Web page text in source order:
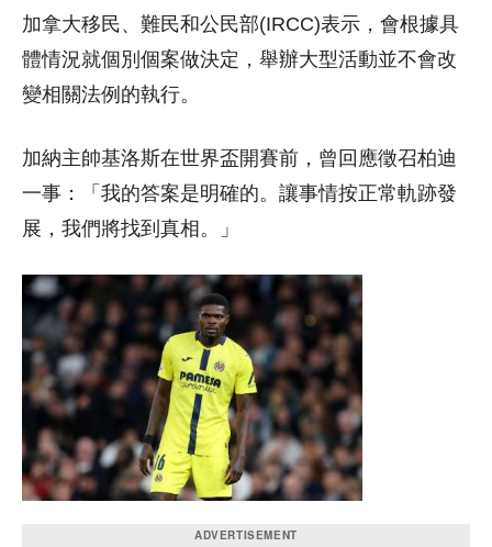
加拿大移民、難民和公民部(IRCC)表示，會根據具
體情況就個別個案做決定，舉辦大型活動並不會改
變相關法例的執行。
加納主帥基洛斯在世界盃開賽前，曾回應徵召柏迪
一事：「我的答案是明確的。讓事情按正常軌跡發
展，我們將找到真相。」